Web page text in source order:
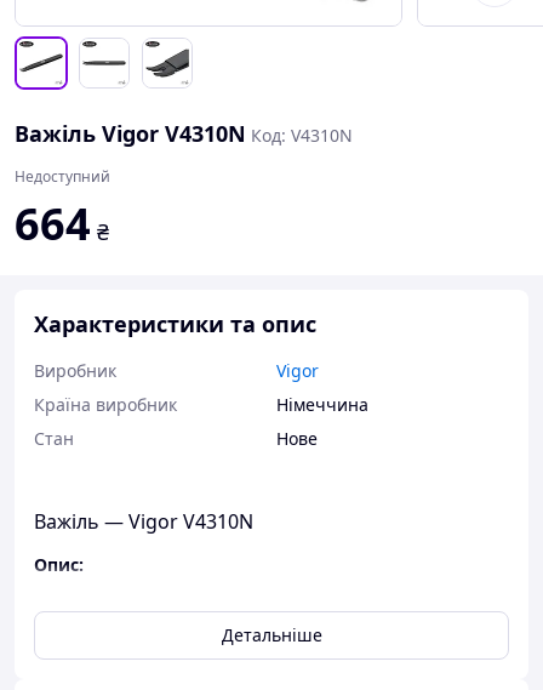
Важіль Vigor V4310N Код: V4310N
Недоступний
664 ₴
Характеристики та опис
Виробник
Vigor
Країна виробник
Німеччина
Стан
Нове
Важіль — Vigor V4310N
Опис:
Вузька модель ідеальна для роботи у
важкодоступних місцях, наприклад, для
демонтажу пластикових фіксаторів з оббивки
Детальніше